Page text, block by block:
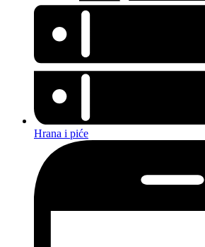
Hrana i piće